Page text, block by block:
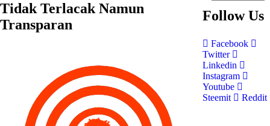
Tidak Terlacak Namun
Transparan
Follow Us
Facebook
Twitter
Linkedin
Instagram
Youtube
Steemit
Reddit